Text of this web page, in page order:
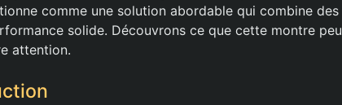
comme une solution abordable qui combine
solide. Découvrons ce que cette montre
attention.